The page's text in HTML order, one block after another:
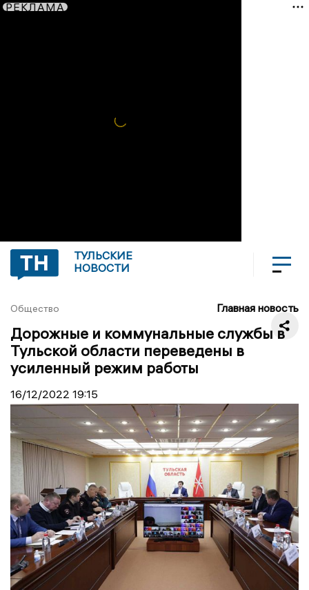
РЕКЛАМА
ТУЛЬСКИЕ
НОВОСТИ
Общество Главная новость
Дорожные и коммунальные службы в
Тульской области переведены в
усиленный режим работы
16/12/2022 19:15